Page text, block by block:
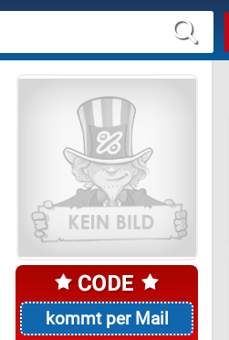
kommt per Mail